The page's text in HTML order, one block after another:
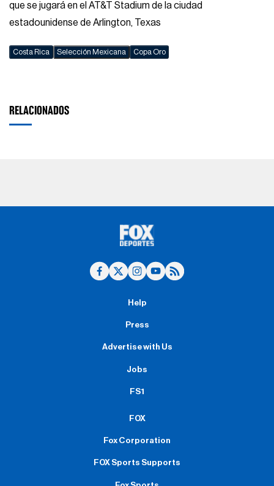
que se jugará en el AT&T Stadium de la ciudad
estadounidense de Arlington, Texas
Costa Rica Selección Mexicana Copa Oro
RELACIONADOS
Help
Press
Advertise with Us
Jobs
FS1
FOX
Fox Corporation
FOX Sports Supports